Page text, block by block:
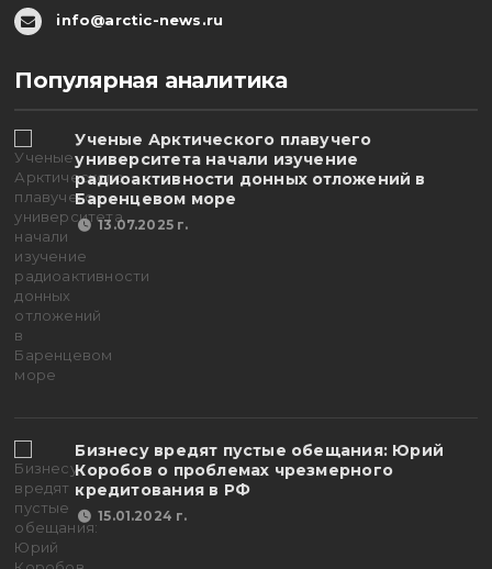
info@arctic-news.ru
Популярная аналитика
Ученые Арктического плавучего
университета начали изучение
радиоактивности донных отложений в
Баренцевом море
13.07.2025 г.
Бизнесу вредят пустые обещания: Юрий
Коробов о проблемах чрезмерного
кредитования в РФ
15.01.2024 г.